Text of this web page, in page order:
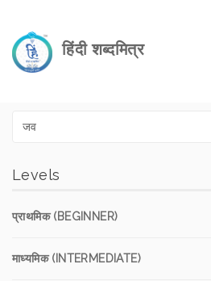
हिंदी शब्दमित्र
Levels
प्राथमिक (BEGINNER)
माध्यमिक (INTERMEDIATE)